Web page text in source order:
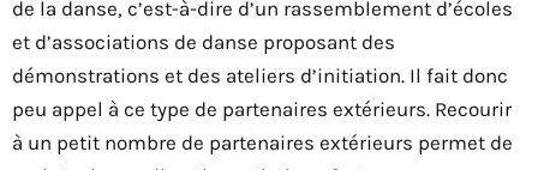
de la danse, c’est-à-dire d’un rassemblement d’écoles
et d’associations de danse proposant des
démonstrations et des ateliers d’initiation. Il fait donc
peu appel à ce type de partenaires extérieurs. Recourir
à un petit nombre de partenaires extérieurs permet de